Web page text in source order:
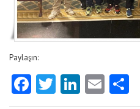
Paylaşın:
Facebook
Twitter
LinkedIn
Email